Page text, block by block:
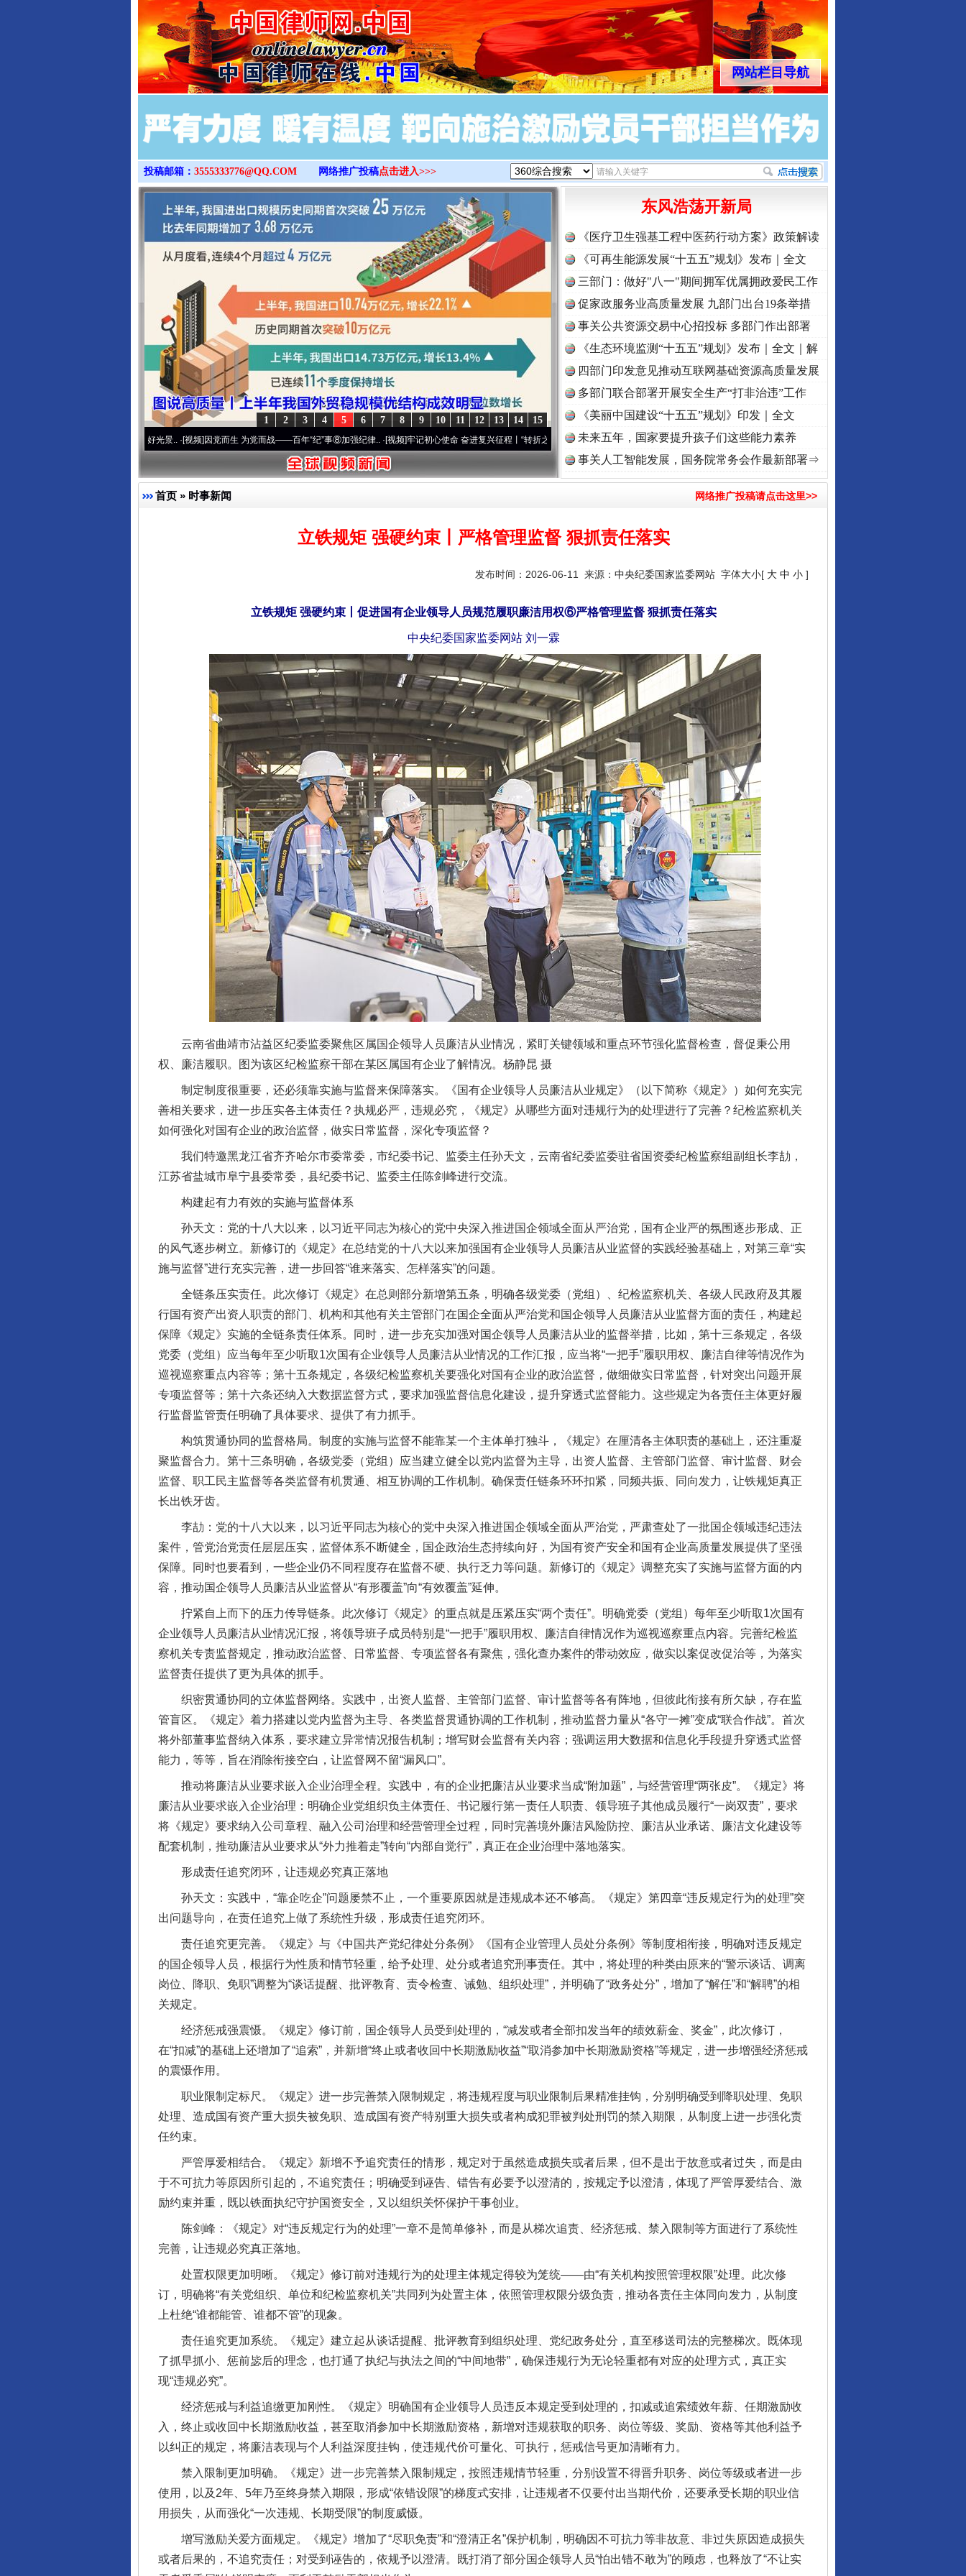
>
网站栏目导航
投稿邮箱： 3555333776@QQ.COM 网络推广投稿点击进入>>>
15
14
13
12
11
10
9
8
7
6
5
4
3
2
1
·[视频]因党而生 为党而战——百年“纪”事⑧加强纪律..·[视频]牢记初心使命 奋进复兴征程丨“转折之城”激荡..·[视频] 牢记初心使命 奋进复兴征程丨红船起航处 潮起..·[视频] 一首歌的时间，读懂乐至的“诗与远方”
东风浩荡开新局
《医疗卫生强基工程中医药行动方案》政策解读
《可再生能源发展“十五五”规划》发布｜全文
三部门：做好"八一"期间拥军优属拥政爱民工作
促家政服务业高质量发展 九部门出台19条举措
事关公共资源交易中心招投标 多部门作出部署
《生态环境监测“十五五”规划》发布｜全文｜解
读
四部门印发意见推动互联网基础资源高质量发展
多部门联合部署开展安全生产“打非治违”工作
《美丽中国建设“十五五”规划》印发｜全文
未来五年，国家要提升孩子们这些能力素养
事关人工智能发展，国务院常务会作最新部署⇒
首页 » 时事新闻 网络推广投稿请点击这里>>
立铁规矩 强硬约束丨严格管理监督 狠抓责任落实
发布时间：2026-06-11 来源： 中央纪委国家监委网站 字体大小[ 大 中 小 ]
立铁规矩 强硬约束丨促进国有企业领导人员规范履职廉洁用权⑥严格管理监督 狠抓责任落实
中央纪委国家监委网站 刘一霖
云南省曲靖市沾益区纪委监委聚焦区属国企领导人员廉洁从业情况，紧盯关键领域和重点环节强化监督检查，督促秉公用
权、廉洁履职。图为该区纪检监察干部在某区属国有企业了解情况。杨静昆 摄
制定制度很重要，还必须靠实施与监督来保障落实。《国有企业领导人员廉洁从业规定》（以下简称《规定》）如何充实完
善相关要求，进一步压实各主体责任？执规必严，违规必究，《规定》从哪些方面对违规行为的处理进行了完善？纪检监察机关
如何强化对国有企业的政治监督，做实日常监督，深化专项监督？
我们特邀黑龙江省齐齐哈尔市委常委，市纪委书记、监委主任孙天文，云南省纪委监委驻省国资委纪检监察组副组长李劼，
江苏省盐城市阜宁县委常委，县纪委书记、监委主任陈剑峰进行交流。
构建起有力有效的实施与监督体系
孙天文：党的十八大以来，以习近平同志为核心的党中央深入推进国企领域全面从严治党，国有企业严的氛围逐步形成、正
的风气逐步树立。新修订的《规定》在总结党的十八大以来加强国有企业领导人员廉洁从业监督的实践经验基础上，对第三章“实
施与监督”进行充实完善，进一步回答“谁来落实、怎样落实”的问题。
全链条压实责任。此次修订《规定》在总则部分新增第五条，明确各级党委（党组）、纪检监察机关、各级人民政府及其履
行国有资产出资人职责的部门、机构和其他有关主管部门在国企全面从严治党和国企领导人员廉洁从业监督方面的责任，构建起
保障《规定》实施的全链条责任体系。同时，进一步充实加强对国企领导人员廉洁从业的监督举措，比如，第十三条规定，各级
党委（党组）应当每年至少听取1次国有企业领导人员廉洁从业情况的工作汇报，应当将“一把手”履职用权、廉洁自律等情况作为
巡视巡察重点内容等；第十五条规定，各级纪检监察机关要强化对国有企业的政治监督，做细做实日常监督，针对突出问题开展
专项监督等；第十六条还纳入大数据监督方式，要求加强监督信息化建设，提升穿透式监督能力。这些规定为各责任主体更好履
行监督监管责任明确了具体要求、提供了有力抓手。
构筑贯通协同的监督格局。制度的实施与监督不能靠某一个主体单打独斗，《规定》在厘清各主体职责的基础上，还注重凝
聚监督合力。第十三条明确，各级党委（党组）应当建立健全以党内监督为主导，出资人监督、主管部门监督、审计监督、财会
监督、职工民主监督等各类监督有机贯通、相互协调的工作机制。确保责任链条环环扣紧，同频共振、同向发力，让铁规矩真正
长出铁牙齿。
李劼：党的十八大以来，以习近平同志为核心的党中央深入推进国企领域全面从严治党，严肃查处了一批国企领域违纪违法
案件，管党治党责任层层压实，监督体系不断健全，国企政治生态持续向好，为国有资产安全和国有企业高质量发展提供了坚强
保障。同时也要看到，一些企业仍不同程度存在监督不硬、执行乏力等问题。新修订的《规定》调整充实了实施与监督方面的内
容，推动国企领导人员廉洁从业监督从“有形覆盖”向“有效覆盖”延伸。
拧紧自上而下的压力传导链条。此次修订《规定》的重点就是压紧压实“两个责任”。明确党委（党组）每年至少听取1次国有
企业领导人员廉洁从业情况汇报，将领导班子成员特别是“一把手”履职用权、廉洁自律情况作为巡视巡察重点内容。完善纪检监
察机关专责监督规定，推动政治监督、日常监督、专项监督各有聚焦，强化查办案件的带动效应，做实以案促改促治等，为落实
监督责任提供了更为具体的抓手。
织密贯通协同的立体监督网络。实践中，出资人监督、主管部门监督、审计监督等各有阵地，但彼此衔接有所欠缺，存在监
管盲区。《规定》着力搭建以党内监督为主导、各类监督贯通协调的工作机制，推动监督力量从“各守一摊”变成“联合作战”。首次
将外部董事监督纳入体系，要求建立异常情况报告机制；增写财会监督有关内容；强调运用大数据和信息化手段提升穿透式监督
能力，等等，旨在消除衔接空白，让监督网不留“漏风口”。
推动将廉洁从业要求嵌入企业治理全程。实践中，有的企业把廉洁从业要求当成“附加题”，与经营管理“两张皮”。《规定》将
廉洁从业要求嵌入企业治理：明确企业党组织负主体责任、书记履行第一责任人职责、领导班子其他成员履行“一岗双责”，要求
将《规定》要求纳入公司章程、融入公司治理和经营管理全过程，同时完善境外廉洁风险防控、廉洁从业承诺、廉洁文化建设等
配套机制，推动廉洁从业要求从“外力推着走”转向“内部自觉行”，真正在企业治理中落地落实。
形成责任追究闭环，让违规必究真正落地
孙天文：实践中，“靠企吃企”问题屡禁不止，一个重要原因就是违规成本还不够高。《规定》第四章“违反规定行为的处理”突
出问题导向，在责任追究上做了系统性升级，形成责任追究闭环。
责任追究更完善。《规定》与《中国共产党纪律处分条例》《国有企业管理人员处分条例》等制度相衔接，明确对违反规定
的国企领导人员，根据行为性质和情节轻重，给予处理、处分或者追究刑事责任。其中，将处理的种类由原来的“警示谈话、调离
岗位、降职、免职”调整为“谈话提醒、批评教育、责令检查、诫勉、组织处理”，并明确了“政务处分”，增加了“解任”和“解聘”的相
关规定。
经济惩戒强震慑。《规定》修订前，国企领导人员受到处理的，“减发或者全部扣发当年的绩效薪金、奖金”，此次修订，
在“扣减”的基础上还增加了“追索”，并新增“终止或者收回中长期激励收益”“取消参加中长期激励资格”等规定，进一步增强经济惩戒
的震慑作用。
职业限制定标尺。《规定》进一步完善禁入限制规定，将违规程度与职业限制后果精准挂钩，分别明确受到降职处理、免职
处理、造成国有资产重大损失被免职、造成国有资产特别重大损失或者构成犯罪被判处刑罚的禁入期限，从制度上进一步强化责
任约束。
严管厚爱相结合。《规定》新增不予追究责任的情形，规定对于虽然造成损失或者后果，但不是出于故意或者过失，而是由
于不可抗力等原因所引起的，不追究责任；明确受到诬告、错告有必要予以澄清的，按规定予以澄清，体现了严管厚爱结合、激
励约束并重，既以铁面执纪守护国资安全，又以组织关怀保护干事创业。
陈剑峰：《规定》对“违反规定行为的处理”一章不是简单修补，而是从梯次追责、经济惩戒、禁入限制等方面进行了系统性
完善，让违规必究真正落地。
处置权限更加明晰。《规定》修订前对违规行为的处理主体规定得较为笼统——由“有关机构按照管理权限”处理。此次修
订，明确将“有关党组织、单位和纪检监察机关”共同列为处置主体，依照管理权限分级负责，推动各责任主体同向发力，从制度
上杜绝“谁都能管、谁都不管”的现象。
责任追究更加系统。《规定》建立起从谈话提醒、批评教育到组织处理、党纪政务处分，直至移送司法的完整梯次。既体现
了抓早抓小、惩前毖后的理念，也打通了执纪与执法之间的“中间地带”，确保违规行为无论轻重都有对应的处理方式，真正实
现“违规必究”。
经济惩戒与利益追缴更加刚性。《规定》明确国有企业领导人员违反本规定受到处理的，扣减或追索绩效年薪、任期激励收
入，终止或收回中长期激励收益，甚至取消参加中长期激励资格，新增对违规获取的职务、岗位等级、奖励、资格等其他利益予
以纠正的规定，将廉洁表现与个人利益深度挂钩，使违规代价可量化、可执行，惩戒信号更加清晰有力。
禁入限制更加明确。《规定》进一步完善禁入限制规定，按照违规情节轻重，分别设置不得晋升职务、岗位等级或者进一步
使用，以及2年、5年乃至终身禁入期限，形成“依错设限”的梯度式安排，让违规者不仅要付出当期代价，还要承受长期的职业信
用损失，从而强化“一次违规、长期受限”的制度威慑。
增写激励关爱方面规定。《规定》增加了“尽职免责”和“澄清正名”保护机制，明确因不可抗力等非故意、非过失原因造成损失
或者后果的，不追究责任；对受到诬告的，依规予以澄清。既打消了部分国企领导人员“怕出错不敢为”的顾虑，也释放了“不让实